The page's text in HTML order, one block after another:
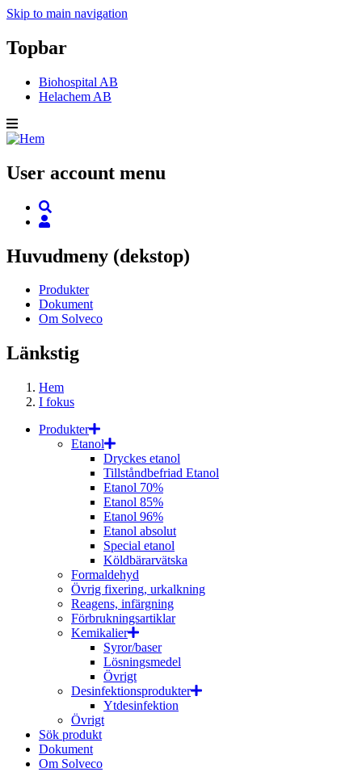
Skip to main navigation
Topbar
Biohospital AB
Helachem AB
User account menu
Huvudmeny (dekstop)
Produkter
Dokument
Om Solveco
Länkstig
Hem
I fokus
Produkter
Etanol
Dryckes etanol
Tillståndbefriad Etanol
Etanol 70%
Etanol 85%
Etanol 96%
Etanol absolut
Special etanol
Köldbärarvätska
Formaldehyd
Övrig fixering, urkalkning
Reagens, infärgning
Förbrukningsartiklar
Kemikalier
Syror/baser
Lösningsmedel
Övrigt
Desinfektionsprodukter
Ytdesinfektion
Övrigt
Sök produkt
Dokument
Om Solveco